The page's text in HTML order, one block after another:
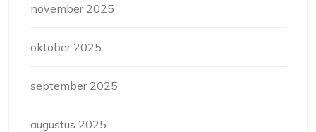
november 2025
oktober 2025
september 2025
augustus 2025